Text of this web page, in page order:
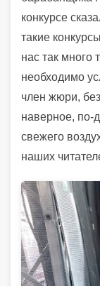
конкурсе
такие
нас так много
необходимо
член жюри,
наверное, по-
свежего
наших